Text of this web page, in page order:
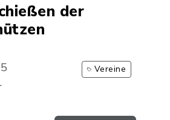
der
Vereine